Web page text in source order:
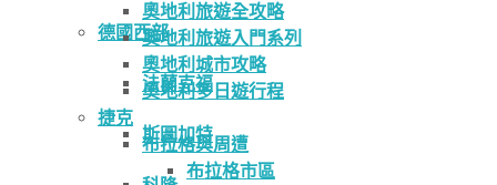
德國西部
法蘭克福
斯圖加特
奧地利旅遊全攻略
奧地利旅遊入門系列
奧地利城市攻略
奧地利多日遊行程
捷克
布拉格與周遭
布拉格市區